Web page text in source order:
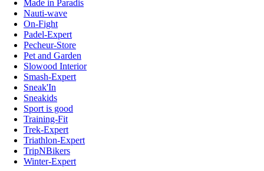
Made in Paradis
Nauti-wave
On-Fight
Padel-Expert
Pecheur-Store
Pet and Garden
Slowood Interior
Smash-Expert
Sneak'In
Sneakids
Sport is good
Training-Fit
Trek-Expert
Triathlon-Expert
TripNBikers
Winter-Expert